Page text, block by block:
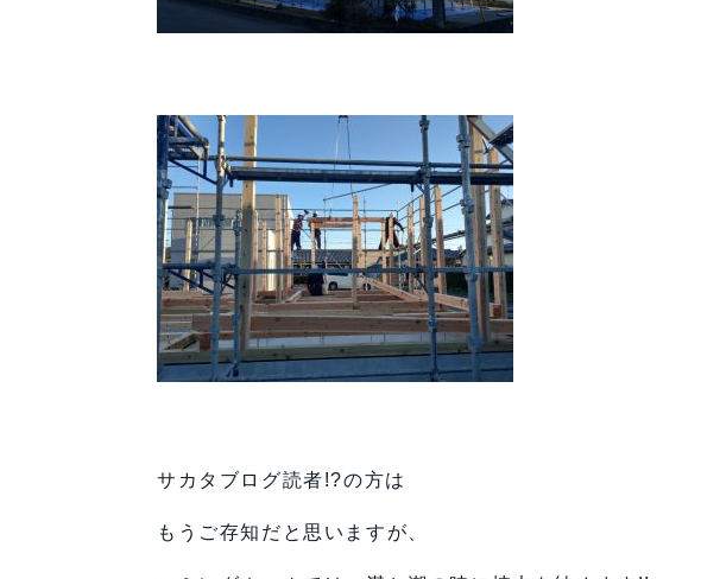
サカタブログ読者!?の方は
もうご存知だと思いますが、